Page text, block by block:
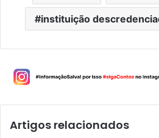
instituição
Artigos relacionados